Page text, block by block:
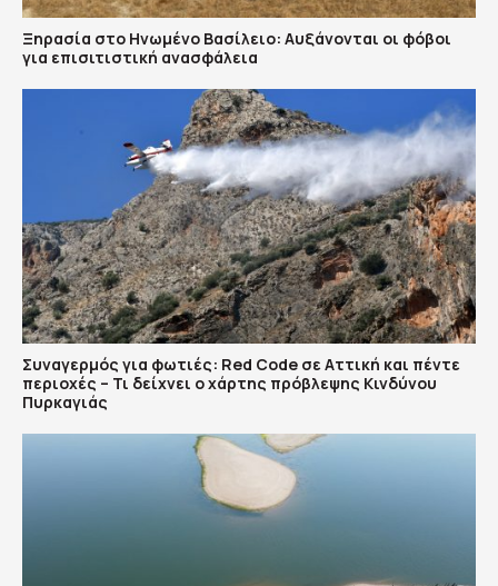
Ξηρασία στο Ηνωμένο Βασίλειο: Αυξάνονται οι φόβοι
για επισιτιστική ανασφάλεια
Συναγερμός για φωτιές: Red Code σε Αττική και πέντε
περιοχές – Τι δείχνει ο χάρτης πρόβλεψης Κινδύνου
Πυρκαγιάς